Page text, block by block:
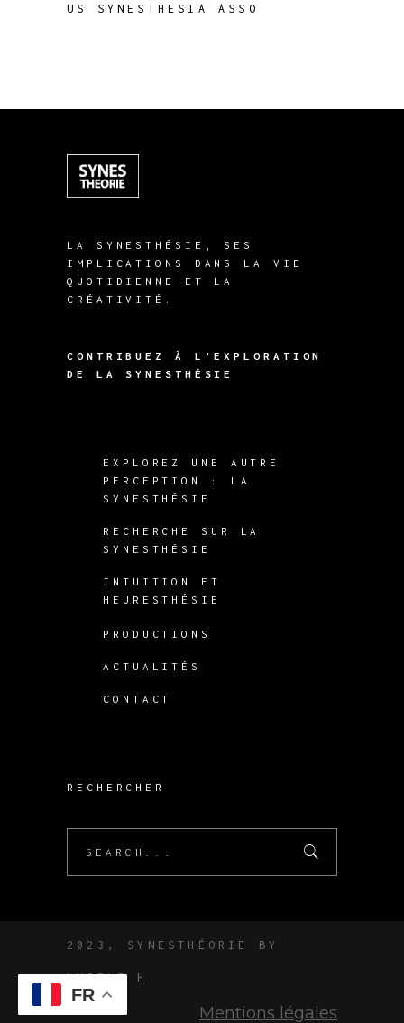
US SYNESTHESIA ASSO
LA SYNESTHÉSIE, SES
IMPLICATIONS DANS LA VIE
QUOTIDIENNE ET LA
CRÉATIVITÉ.
CONTRIBUEZ À L'EXPLORATION
DE LA SYNESTHÉSIE
EXPLOREZ UNE AUTRE
PERCEPTION : LA
SYNESTHÉSIE
RECHERCHE SUR LA
SYNESTHÉSIE
INTUITION ET
HEURESTHÉSIE
PRODUCTIONS
ACTUALITÉS
CONTACT
RECHERCHER
2023, SYNESTHÉORIE BY
LUCILE H.
Mentions légales
FR